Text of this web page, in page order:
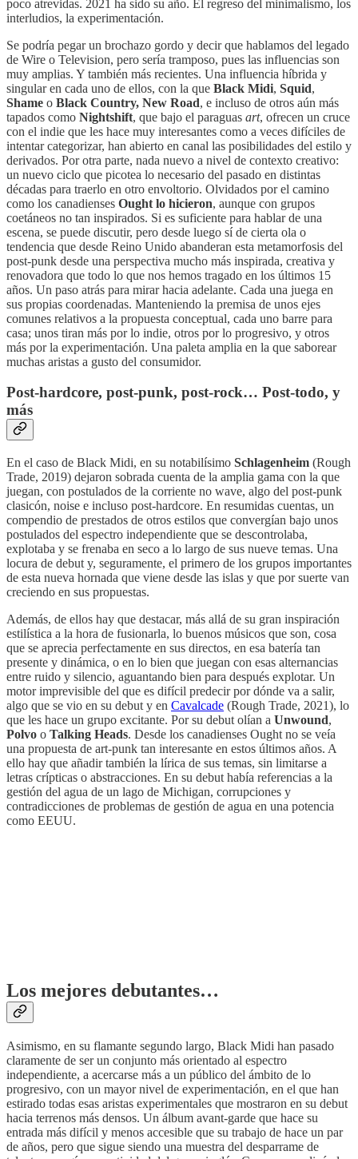
poco atrevidas. 2021 ha sido su año. El regreso del minimalismo, los
interludios, la experimentación.
Se podría pegar un brochazo gordo y decir que hablamos del legado
de Wire o Television, pero sería tramposo, pues las influencias son
muy amplias. Y también más recientes. Una influencia híbrida y
singular en cada uno de ellos, con la que Black Midi, Squid,
Shame o Black Country, New Road, e incluso de otros aún más
tapados como Nightshift, que bajo el paraguas art, ofrecen un cruce
con el indie que les hace muy interesantes como a veces difíciles de
intentar categorizar, han abierto en canal las posibilidades del estilo y
derivados. Por otra parte, nada nuevo a nivel de contexto creativo:
un nuevo ciclo que picotea lo necesario del pasado en distintas
décadas para traerlo en otro envoltorio. Olvidados por el camino
como los canadienses Ought lo hicieron, aunque con grupos
coetáneos no tan inspirados. Si es suficiente para hablar de una
escena, se puede discutir, pero desde luego sí de cierta ola o
tendencia que desde Reino Unido abanderan esta metamorfosis del
post-punk desde una perspectiva mucho más inspirada, creativa y
renovadora que todo lo que nos hemos tragado en los últimos 15
años. Un paso atrás para mirar hacia adelante. Cada una juega en
sus propias coordenadas. Manteniendo la premisa de unos ejes
comunes relativos a la propuesta conceptual, cada uno barre para
casa; unos tiran más por lo indie, otros por lo progresivo, y otros
más por la experimentación. Una paleta amplia en la que saborear
muchas aristas a gusto del consumidor.
Post-hardcore, post-punk, post-rock… Post-todo, y
más
En el caso de Black Midi, en su notabilísimo Schlagenheim (Rough
Trade, 2019) dejaron sobrada cuenta de la amplia gama con la que
juegan, con postulados de la corriente no wave, algo del post-punk
clasicón, noise e incluso post-hardcore. En resumidas cuentas, un
compendio de prestados de otros estilos que convergían bajo unos
postulados del espectro independiente que se descontrolaba,
explotaba y se frenaba en seco a lo largo de sus nueve temas. Una
locura de debut y, seguramente, el primero de los grupos importantes
de esta nueva hornada que viene desde las islas y que por suerte van
creciendo en sus propuestas.
Además, de ellos hay que destacar, más allá de su gran inspiración
estilística a la hora de fusionarla, lo buenos músicos que son, cosa
que se aprecia perfectamente en sus directos, en esa batería tan
presente y dinámica, o en lo bien que juegan con esas alternancias
entre ruido y silencio, aguantando bien para después explotar. Un
motor imprevisible del que es difícil predecir por dónde va a salir,
algo que se vio en su debut y en Cavalcade (Rough Trade, 2021), lo
que les hace un grupo excitante. Por su debut olían a Unwound,
Polvo o Talking Heads. Desde los canadienses Ought no se veía
una propuesta de art-punk tan interesante en estos últimos años. A
ello hay que añadir también la lírica de sus temas, sin limitarse a
letras crípticas o abstracciones. En su debut había referencias a la
gestión del agua de un lago de Michigan, corrupciones y
contradicciones de problemas de gestión de agua en una potencia
como EEUU.
Los mejores debutantes…
Asimismo, en su flamante segundo largo, Black Midi han pasado
claramente de ser un conjunto más orientado al espectro
independiente, a acercarse más a un público del ámbito de lo
progresivo, con un mayor nivel de experimentación, en el que han
estirado todas esas aristas experimentales que mostraron en su debut
hacia terrenos más densos. Un álbum avant-garde que hace su
entrada más difícil y menos accesible que su trabajo de hace un par
de años, pero que sigue siendo una muestra del desparrame de